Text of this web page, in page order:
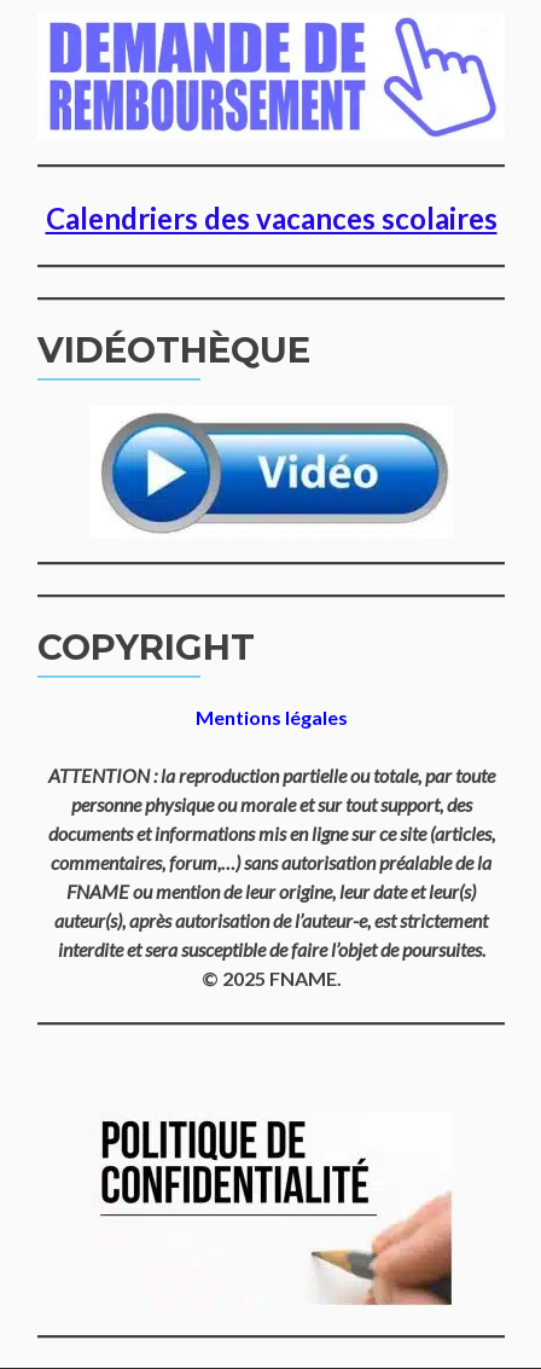
Calendriers des vacances scolaires
VIDÉOTHÈQUE
COPYRIGHT
Mentions légales
ATTENTION : la reproduction partielle ou totale, par toute
personne physique ou morale et sur tout support, des
documents et informations mis en ligne sur ce site (articles,
commentaires, forum,…) sans autorisation préalable de la
FNAME ou mention de leur origine, leur date et leur(s)
auteur(s), après autorisation de l’auteur-e, est strictement
interdite et sera susceptible de faire l’objet de poursuites.
© 2025 FNAME.